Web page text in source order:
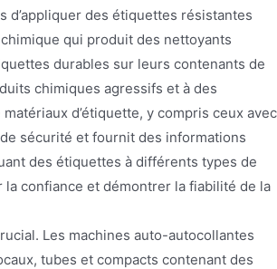
d’appliquer des étiquettes résistantes
qui produit des nettoyants
durables sur leurs contenants de
chimiques agressifs et à des
d’étiquette, y compris ceux avec
sécurité et fournit des informations
des étiquettes à différents types de
confiance et démontrer la fiabilité de la
Les machines auto-autocollantes
tubes et compacts contenant des